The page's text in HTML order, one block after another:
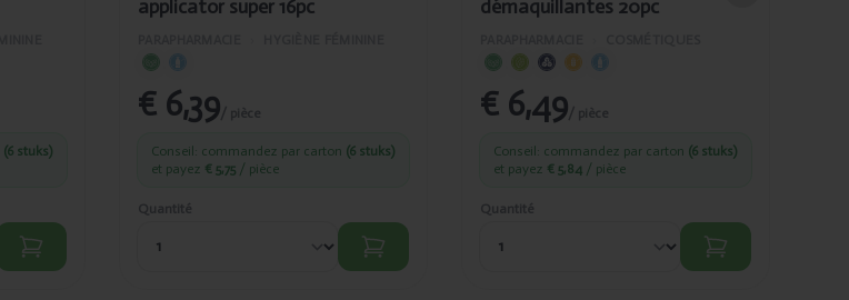
(6 stuks)
applicator super 16pc
€ 6,39/ pièce
Conseil: commandez par carton (6 stuks)
et payez € 5,75 / pièce
Quantité
démaquillantes 20pc
€ 6,49/ pièce
Conseil: commandez par carton (6 stuks)
et payez € 5,84 / pièce
Quantité